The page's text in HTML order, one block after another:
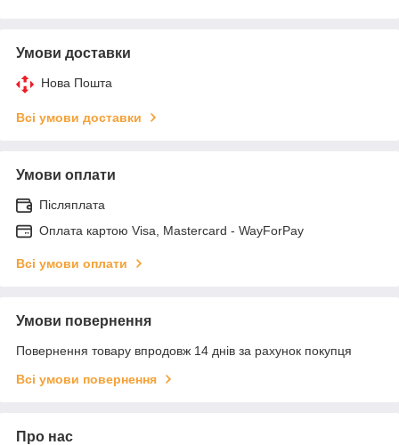
Умови доставки
Нова Пошта
Всі умови доставки
Умови оплати
Післяплата
Оплата картою Visa, Mastercard - WayForPay
Всі умови оплати
Умови повернення
Повернення товару впродовж 14 днів за рахунок покупця
Всі умови повернення
Про нас